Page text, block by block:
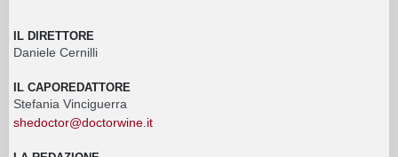
IL DIRETTORE
Daniele Cernilli
IL CAPOREDATTORE
Stefania Vinciguerra
shedoctor@doctorwine.it